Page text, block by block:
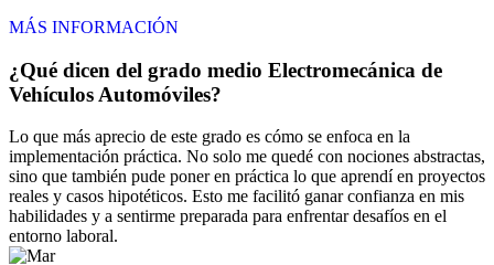
MÁS INFORMACIÓN
¿Qué dicen del grado medio Electromecánica de
Vehículos Automóviles?
Lo que más aprecio de este grado es cómo se enfoca en la
implementación práctica. No solo me quedé con nociones abstractas,
sino que también pude poner en práctica lo que aprendí en proyectos
reales y casos hipotéticos. Esto me facilitó ganar confianza en mis
habilidades y a sentirme preparada para enfrentar desafíos en el
entorno laboral.